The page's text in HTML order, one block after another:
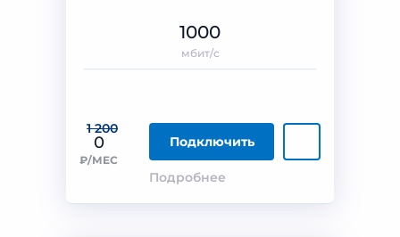
1 200
0
₽/МЕС
Подключить
Подробнее
1000
мбит/с